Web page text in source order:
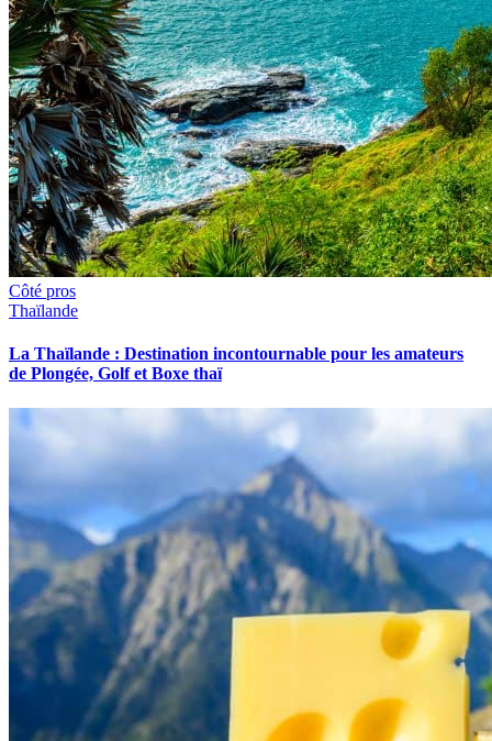
Côté pros
Thaïlande
La Thaïlande : Destination incontournable pour les amateurs
de Plongée, Golf et Boxe thaï